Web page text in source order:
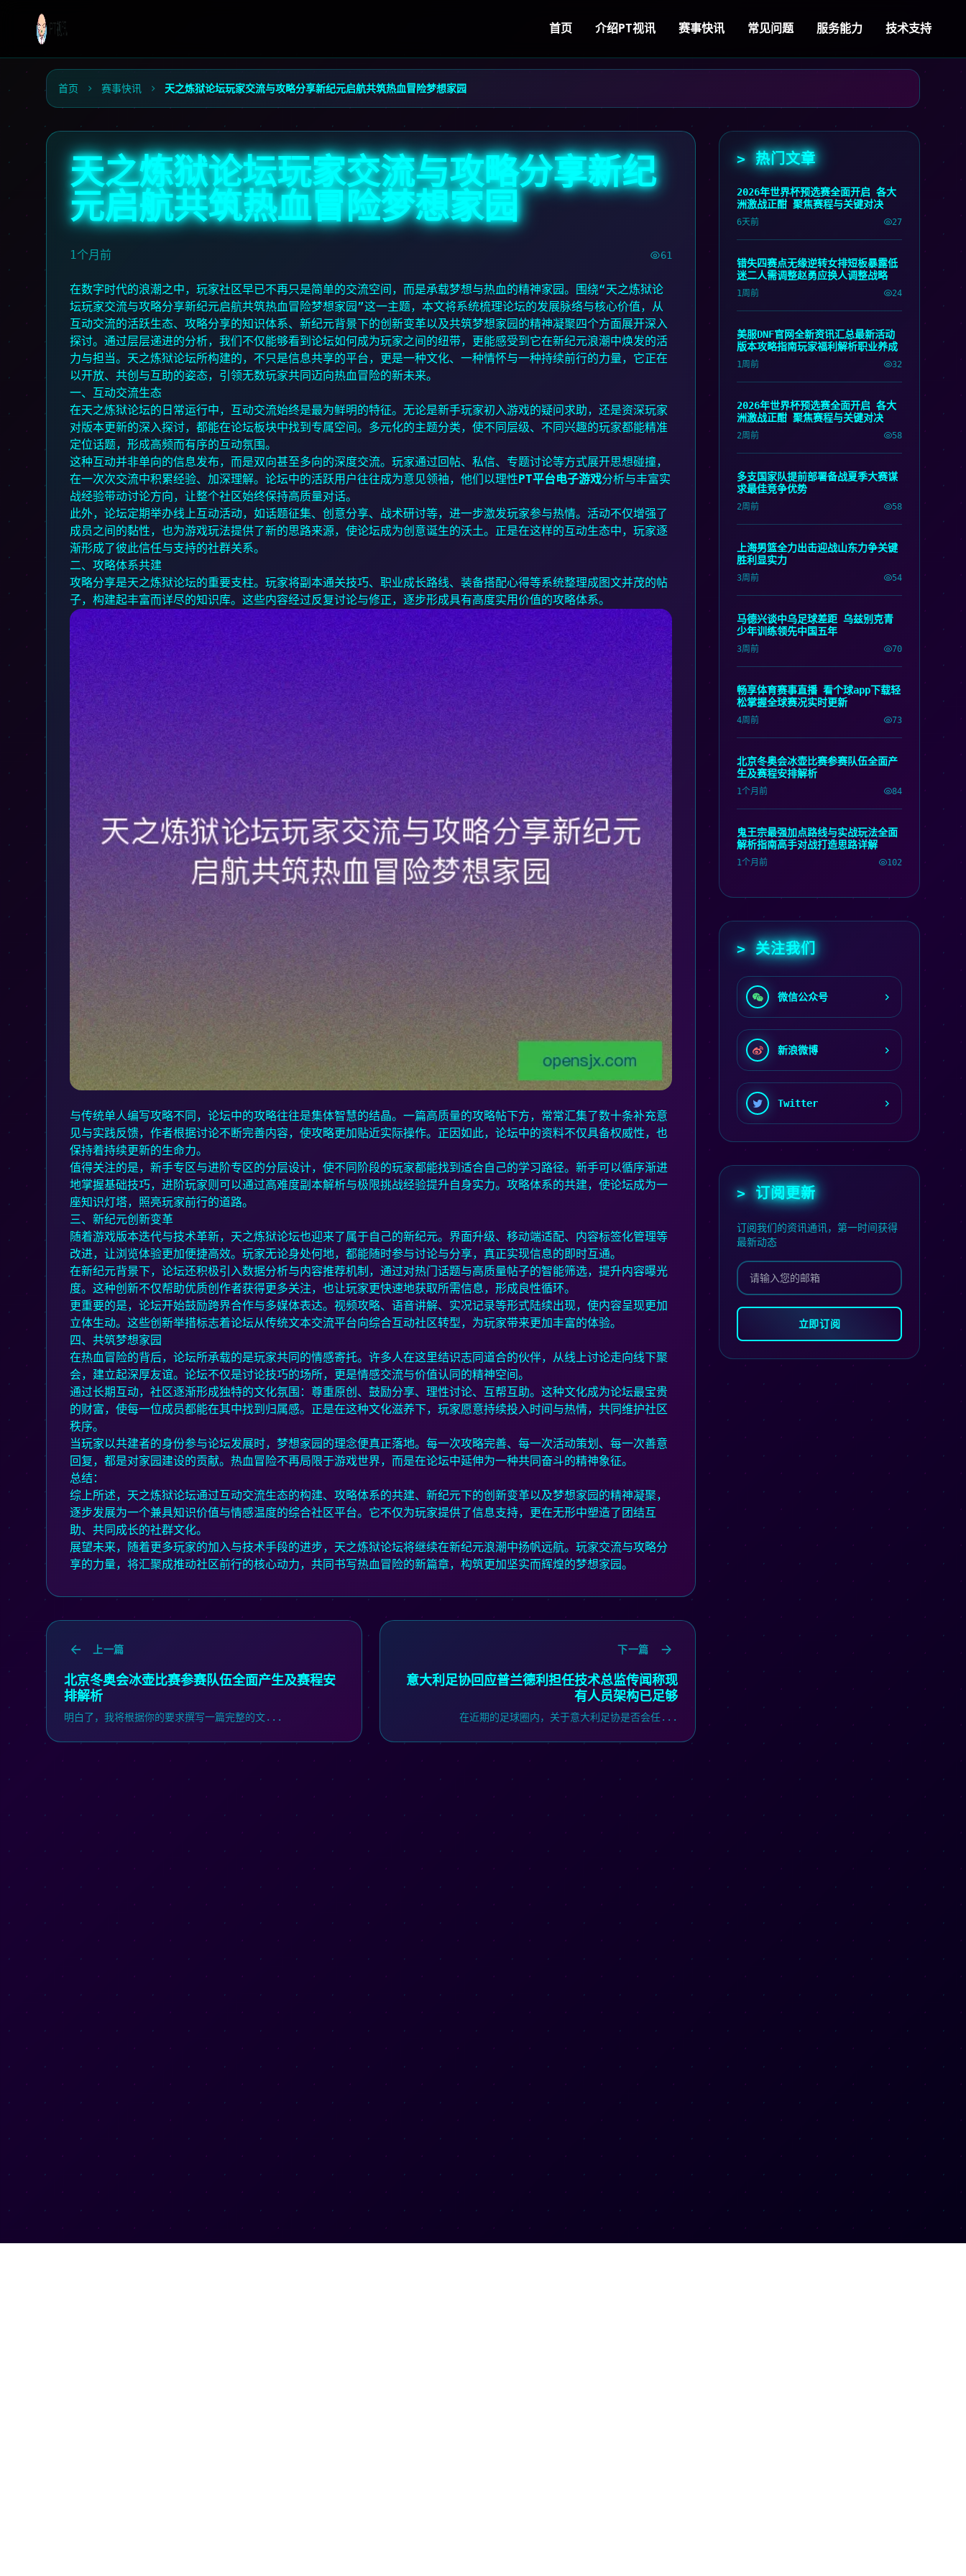
首页 介绍PT视讯 赛事快讯 常见问题 服务能力 技术支持
首页 赛事快讯 天之炼狱论坛玩家交流与攻略分享新纪元启航共筑热血冒险梦想家园
天之炼狱论坛玩家交流与攻略分享新纪
元启航共筑热血冒险梦想家园
1个月前 61
在数字时代的浪潮之中，玩家社区早已不再只是简单的交流空间，而是承载梦想与热血的精神家园。围绕“天之炼狱论
坛玩家交流与攻略分享新纪元启航共筑热血冒险梦想家园”这一主题，本文将系统梳理论坛的发展脉络与核心价值，从
互动交流的活跃生态、攻略分享的知识体系、新纪元背景下的创新变革以及共筑梦想家园的精神凝聚四个方面展开深入
探讨。通过层层递进的分析，我们不仅能够看到论坛如何成为玩家之间的纽带，更能感受到它在新纪元浪潮中焕发的活
力与担当。天之炼狱论坛所构建的，不只是信息共享的平台，更是一种文化、一种情怀与一种持续前行的力量，它正在
以开放、共创与互助的姿态，引领无数玩家共同迈向热血冒险的新未来。
一、互动交流生态
在天之炼狱论坛的日常运行中，互动交流始终是最为鲜明的特征。无论是新手玩家初入游戏的疑问求助，还是资深玩家
对版本更新的深入探讨，都能在论坛板块中找到专属空间。多元化的主题分类，使不同层级、不同兴趣的玩家都能精准
定位话题，形成高频而有序的互动氛围。
这种互动并非单向的信息发布，而是双向甚至多向的深度交流。玩家通过回帖、私信、专题讨论等方式展开思想碰撞，
在一次次交流中积累经验、加深理解。论坛中的活跃用户往往成为意见领袖，他们以理性PT平台电子游戏分析与丰富实
战经验带动讨论方向，让整个社区始终保持高质量对话。
此外，论坛定期举办线上互动活动，如话题征集、创意分享、战术研讨等，进一步激发玩家参与热情。活动不仅增强了
成员之间的黏性，也为游戏玩法提供了新的思路来源，使论坛成为创意诞生的沃土。正是在这样的互动生态中，玩家逐
渐形成了彼此信任与支持的社群关系。
二、攻略体系共建
攻略分享是天之炼狱论坛的重要支柱。玩家将副本通关技巧、职业成长路线、装备搭配心得等系统整理成图文并茂的帖
子，构建起丰富而详尽的知识库。这些内容经过反复讨论与修正，逐步形成具有高度实用价值的攻略体系。
与传统单人编写攻略不同，论坛中的攻略往往是集体智慧的结晶。一篇高质量的攻略帖下方，常常汇集了数十条补充意
见与实践反馈，作者根据讨论不断完善内容，使攻略更加贴近实际操作。正因如此，论坛中的资料不仅具备权威性，也
保持着持续更新的生命力。
值得关注的是，新手专区与进阶专区的分层设计，使不同阶段的玩家都能找到适合自己的学习路径。新手可以循序渐进
地掌握基础技巧，进阶玩家则可以通过高难度副本解析与极限挑战经验提升自身实力。攻略体系的共建，使论坛成为一
座知识灯塔，照亮玩家前行的道路。
三、新纪元创新变革
随着游戏版本迭代与技术革新，天之炼狱论坛也迎来了属于自己的新纪元。界面升级、移动端适配、内容标签化管理等
改进，让浏览体验更加便捷高效。玩家无论身处何地，都能随时参与讨论与分享，真正实现信息的即时互通。
在新纪元背景下，论坛还积极引入数据分析与内容推荐机制，通过对热门话题与高质量帖子的智能筛选，提升内容曝光
度。这种创新不仅帮助优质创作者获得更多关注，也让玩家更快速地获取所需信息，形成良性循环。
更重要的是，论坛开始鼓励跨界合作与多媒体表达。视频攻略、语音讲解、实况记录等形式陆续出现，使内容呈现更加
立体生动。这些创新举措标志着论坛从传统文本交流平台向综合互动社区转型，为玩家带来更加丰富的体验。
四、共筑梦想家园
在热血冒险的背后，论坛所承载的是玩家共同的情感寄托。许多人在这里结识志同道合的伙伴，从线上讨论走向线下聚
会，建立起深厚友谊。论坛不仅是讨论技巧的场所，更是情感交流与价值认同的精神空间。
通过长期互动，社区逐渐形成独特的文化氛围：尊重原创、鼓励分享、理性讨论、互帮互助。这种文化成为论坛最宝贵
的财富，使每一位成员都能在其中找到归属感。正是在这种文化滋养下，玩家愿意持续投入时间与热情，共同维护社区
秩序。
当玩家以共建者的身份参与论坛发展时，梦想家园的理念便真正落地。每一次攻略完善、每一次活动策划、每一次善意
回复，都是对家园建设的贡献。热血冒险不再局限于游戏世界，而是在论坛中延伸为一种共同奋斗的精神象征。
总结：
综上所述，天之炼狱论坛通过互动交流生态的构建、攻略体系的共建、新纪元下的创新变革以及梦想家园的精神凝聚，
逐步发展为一个兼具知识价值与情感温度的综合社区平台。它不仅为玩家提供了信息支持，更在无形中塑造了团结互
助、共同成长的社群文化。
展望未来，随着更多玩家的加入与技术手段的进步，天之炼狱论坛将继续在新纪元浪潮中扬帆远航。玩家交流与攻略分
享的力量，将汇聚成推动社区前行的核心动力，共同书写热血冒险的新篇章，构筑更加坚实而辉煌的梦想家园。
上一篇
北京冬奥会冰壶比赛参赛队伍全面产生及赛程安
排解析
明白了，我将根据你的要求撰写一篇完整的文...
下一篇
意大利足协回应普兰德利担任技术总监传闻称现
有人员架构已足够
在近期的足球圈内，关于意大利足协是否会任...
> 热门文章
2026年世界杯预选赛全面开启 各大
洲激战正酣 聚焦赛程与关键对决
6天前 27
错失四赛点无缘逆转女排短板暴露低
迷二人需调整赵勇应换人调整战略
1周前 24
美服DNF官网全新资讯汇总最新活动
版本攻略指南玩家福利解析职业养成
1周前 32
2026年世界杯预选赛全面开启 各大
洲激战正酣 聚焦赛程与关键对决
2周前 58
多支国家队提前部署备战夏季大赛谋
求最佳竞争优势
2周前 58
上海男篮全力出击迎战山东力争关键
胜利显实力
3周前 54
马德兴谈中乌足球差距 乌兹别克青
少年训练领先中国五年
3周前 70
畅享体育赛事直播 看个球app下载轻
松掌握全球赛况实时更新
4周前 73
北京冬奥会冰壶比赛参赛队伍全面产
生及赛程安排解析
1个月前 84
鬼王宗最强加点路线与实战玩法全面
解析指南高手对战打造思路详解
1个月前 102
> 关注我们
微信公众号
新浪微博
Twitter
> 订阅更新
订阅我们的资讯通讯，第一时间获得
最新动态
立即订阅